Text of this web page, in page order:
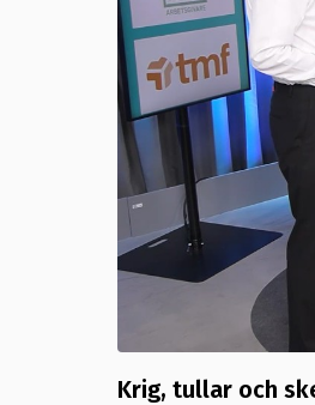
Krig, tullar och